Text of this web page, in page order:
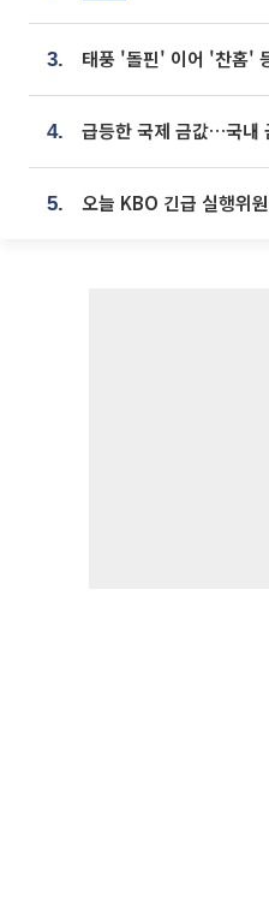
3.
4. 급등한 국제 금값…국내
5. 오늘 KBO 긴급 실행위